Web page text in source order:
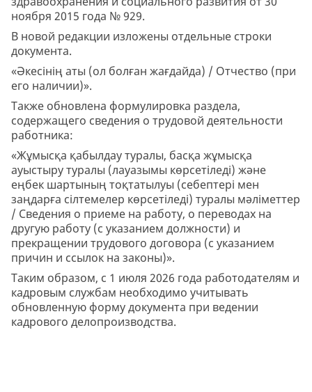
ноября 2015 года № 929.
В новой редакции изложены отдельные строки
документа.
«Әкесінің аты (ол болған жағдайда) / Отчество (при
его наличии)».
Также обновлена формулировка раздела,
содержащего сведения о трудовой деятельности
работника:
«Жұмысқа қабылдау туралы, басқа жұмысқа
ауыстыру туралы (лауазымы көрсетіледі) және
еңбек шартының тоқтатылуы (себептері мен
заңдарға сілтемелер көрсетіледі) туралы мәліметтер
/ Сведения о приеме на работу, о переводах на
другую работу (с указанием должности) и
прекращении трудового договора (с указанием
причин и ссылок на законы)».
Таким образом, с 1 июля 2026 года работодателям и
кадровым службам необходимо учитывать
обновленную форму документа при ведении
кадрового делопроизводства.